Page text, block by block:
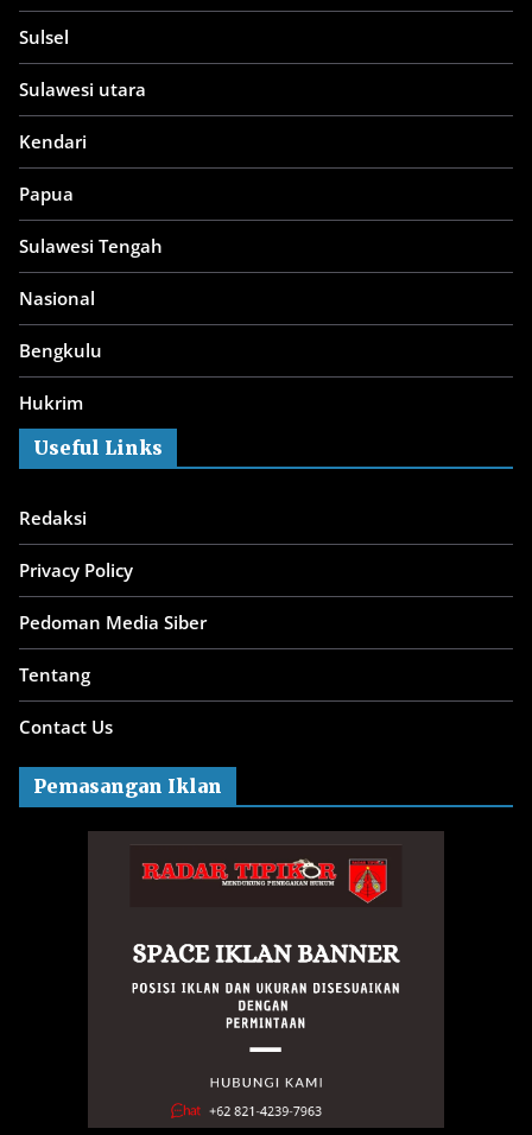
Sulsel
Sulawesi utara
Kendari
Papua
Sulawesi Tengah
Nasional
Bengkulu
Hukrim
Useful Links
Redaksi
Privacy Policy
Pedoman Media Siber
Tentang
Contact Us
Pemasangan Iklan